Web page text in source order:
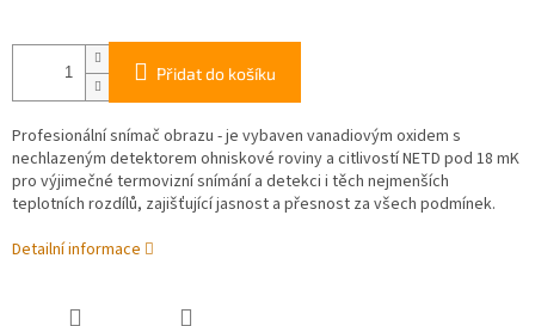
Přidat do košíku
Profesionální snímač obrazu - je vybaven vanadiovým oxidem s
nechlazeným detektorem ohniskové roviny a citlivostí NETD pod 18 mK
pro výjimečné termovizní snímání a detekci i těch nejmenších
teplotních rozdílů, zajišťující jasnost a přesnost za všech podmínek.
Detailní informace